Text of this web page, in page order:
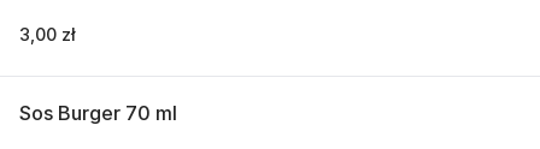
3,00 zł
Sos Burger 70 ml